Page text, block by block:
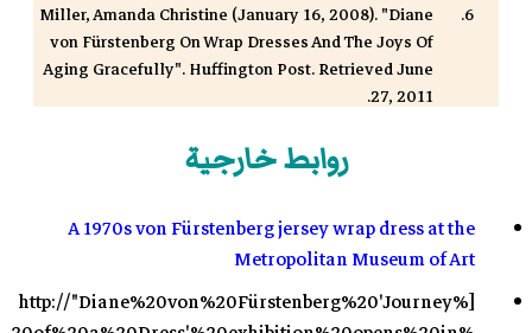
Miller, Amanda Christine (January 16, 2008). "Diane
von Fürstenberg On Wrap Dresses And The Joys Of
Aging Gracefully". Huffington Post. Retrieved June
27, 2011.
"Diane von Fürstenberg". Fashion Model Directory.
Borresen, Kelsey (9 November 2012). "Diane von
Fürstenberg Wrap Dress Inspired By Designer's
Divorce". Huff Post. Retrieved 4 February 2013.
روابط خارجية
A 1970s von Fürstenberg jersey wrap dress at the
Metropolitan Museum of Art
[http://"Diane%20von%20Fürstenberg%20'Journey%